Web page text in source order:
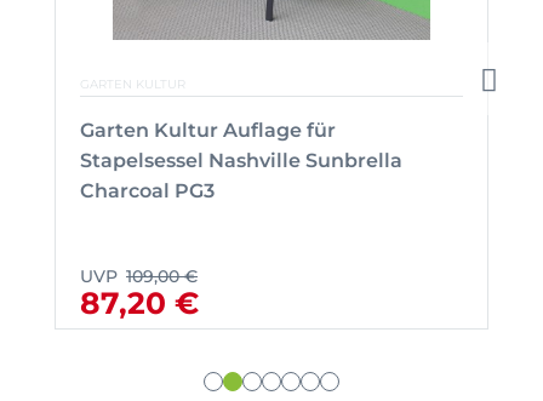
GARTEN KULTUR
Garten Kultur Auflage für
Stapelsessel Nashville Sunbrella
Charcoal PG3
UVP 109,00 €
87,20 €